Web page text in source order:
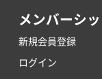
メンバーシ
新規会員登録
ログイン